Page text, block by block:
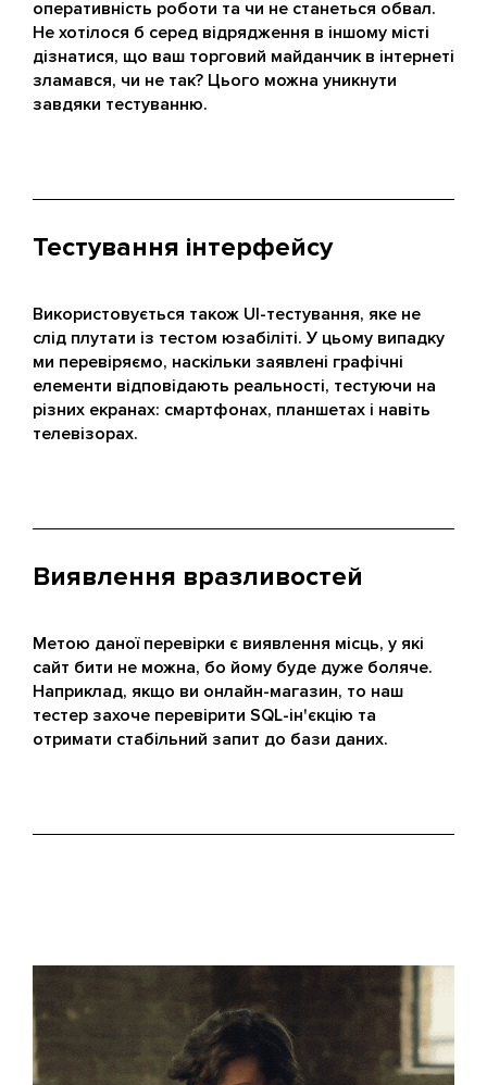
оперативність роботи та чи не станеться обвал.
Не хотілося б серед відрядження в іншому місті
дізнатися, що ваш торговий майданчик в інтернеті
зламався, чи не так? Цього можна уникнути
завдяки тестуванню.
Тестування інтерфейсу
Використовується також UI-тестування, яке не
слід плутати із тестом юзабіліті. У цьому випадку
ми перевіряємо, наскільки заявлені графічні
елементи відповідають реальності, тестуючи на
різних екранах: смартфонах, планшетах і навіть
телевізорах.
Виявлення вразливостей
Метою даної перевірки є виявлення місць, у які
сайт бити не можна, бо йому буде дуже боляче.
Наприклад, якщо ви онлайн-магазин, то наш
тестер захоче перевірити SQL-ін'єкцію та
отримати стабільний запит до бази даних.